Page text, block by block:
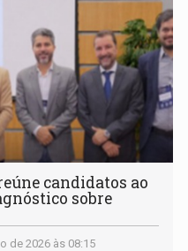
candidatos ao
sobre
de 2026 às 08:15